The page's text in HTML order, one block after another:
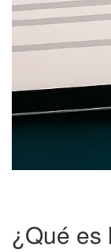
¿Qué es